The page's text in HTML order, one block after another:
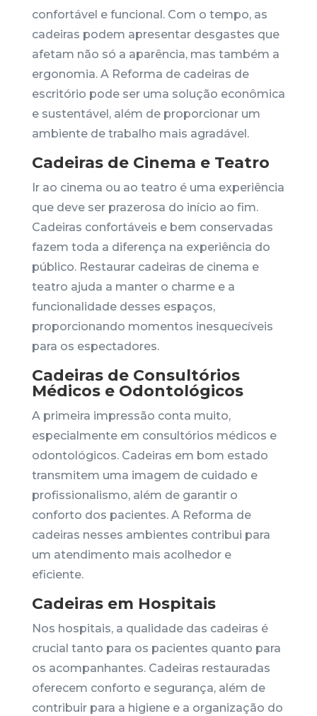
confortável e funcional. Com o tempo, as
cadeiras podem apresentar desgastes que
afetam não só a aparência, mas também a
ergonomia. A Reforma de cadeiras de
escritório pode ser uma solução econômica
e sustentável, além de proporcionar um
ambiente de trabalho mais agradável.
Cadeiras de Cinema e Teatro
Ir ao cinema ou ao teatro é uma experiência
que deve ser prazerosa do início ao fim.
Cadeiras confortáveis e bem conservadas
fazem toda a diferença na experiência do
público. Restaurar cadeiras de cinema e
teatro ajuda a manter o charme e a
funcionalidade desses espaços,
proporcionando momentos inesquecíveis
para os espectadores.
Cadeiras de Consultórios
Médicos e Odontológicos
A primeira impressão conta muito,
especialmente em consultórios médicos e
odontológicos. Cadeiras em bom estado
transmitem uma imagem de cuidado e
profissionalismo, além de garantir o
conforto dos pacientes. A Reforma de
cadeiras nesses ambientes contribui para
um atendimento mais acolhedor e
eficiente.
Cadeiras em Hospitais
Nos hospitais, a qualidade das cadeiras é
crucial tanto para os pacientes quanto para
os acompanhantes. Cadeiras restauradas
oferecem conforto e segurança, além de
contribuir para a higiene e a organização do